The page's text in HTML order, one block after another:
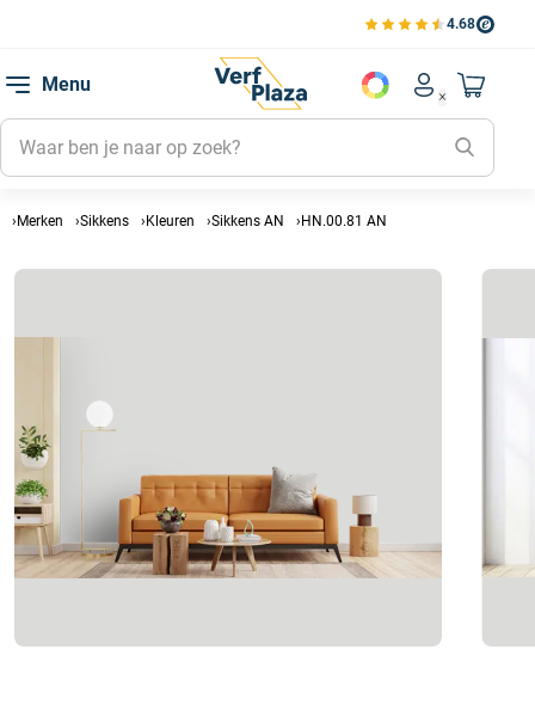
4.68
Bekijk de verfplaza
Menu
Account
Mijn
Mijn
Mijn
Naar
Merken Sikkens Kleuren Sikkens AN HN.00.81 AN